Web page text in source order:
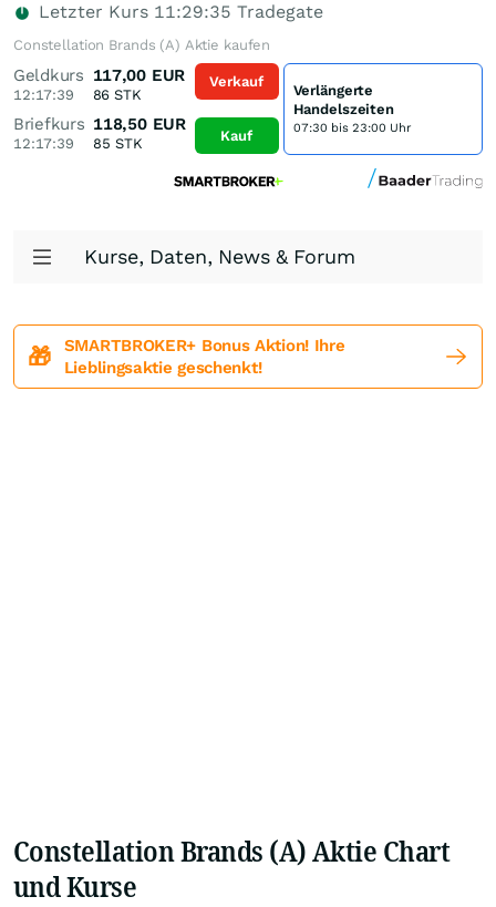
Letzter Kurs 11:29:35 Tradegate
Constellation Brands (A) Aktie kaufen
Geldkurs
12:17:39
117,00 EUR
86 STK
Briefkurs
12:17:39
118,50 EUR
85 STK
Verkauf
Kauf
Verlängerte
Handelszeiten
07:30 bis 23:00 Uhr
Kurse, Daten, News & Forum
🎁
SMARTBROKER+ Bonus Aktion! Ihre
Lieblingsaktie geschenkt!
Constellation Brands (A) Aktie Chart
und Kurse